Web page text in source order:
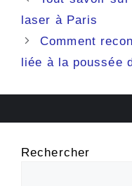
laser à Paris
Comment
liée à la poussée
Rechercher